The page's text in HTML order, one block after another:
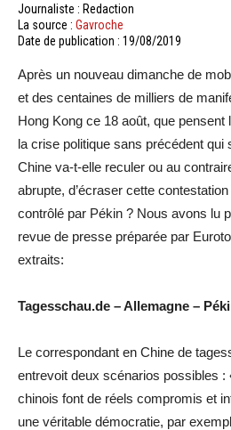
Journaliste : Redaction
La source : Gavroche
Date de publication : 19/08/2019
Après un nouveau dimanche de
et des centaines de milliers de
Hong Kong ce 18 août, que
la crise politique sans précédent qui
Chine va-t-elle reculer ou au
abrupte, d’écraser cette
contrôlé par Pékin ? Nous avons lu
revue de presse préparée par
extraits:
Tagesschau.de – Allemagne –
Le correspondant en Chine de
entrevoit deux scénarios possibles :
chinois font de réels compromis et
une véritable démocratie, par